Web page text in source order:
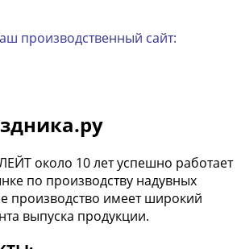
производственный сайт:
около 10 лет успешно работает
по производству надувных
производство имеет широкий
выпуска продукции.